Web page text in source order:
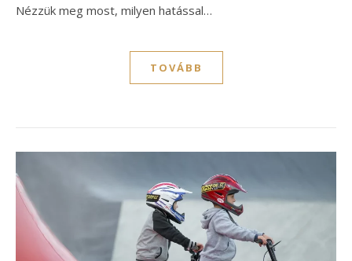
Nézzük meg most, milyen hatással…
TOVÁBB